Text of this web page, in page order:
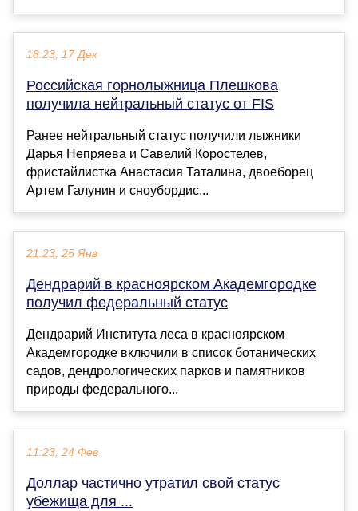
18:23, 17 Дек
Российская горнолыжница Плешкова
получила нейтральный статус от FIS
Ранее нейтральный статус получили лыжники
Дарья Непряева и Савелий Коростелев,
фристайлистка Анастасия Таталина, двоеборец
Артем Галунин и сноубордис...
21:23, 25 Янв
Дендрарий в красноярском Академгородке
получил федеральный статус
Дендрарий Института леса в красноярском
Академгородке включили в список ботанических
садов, дендрологических парков и памятников
природы федерального...
11:23, 24 Фев
Доллар частично утратил свой статус
убежища для ...